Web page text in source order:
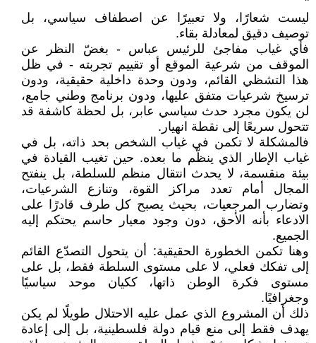
ليست شعارًا، ولا تعبيرًا عن اصطفاف سياسي، بل
توصيف دقيق لمعادلة بقاء.
فأي غياب مفاجئ للرئيس عباس - بغضّ النظر عن
الموقف من شرعية الموقع أو تقييم تجربته - في ظل
هذا التشظي القائم، ودون وحدة داخلية حقيقية، ودون
ترسيخ شرعيات متفق عليها، ودون برنامج وطني جامع،
لن يكون مجرد حدث سياسي عابر، بل لحظة كاشفة قد
تتحول سريعًا إلى نقطة انهيار.
فالمشكلة لا تكمن في غياب الشخص بحد ذاته، بل في
غياب الإطار الذي ينظّم ما بعده. حين تغيب القيادة في
بيئة منقسمة، لا يحدث انتقال منظم للسلطة، بل ينفتح
المجال أمام تعدد مراكز القوة، وتنازع الشرعيات،
وتضارب المرجعيات، بحيث يصبح كل طرف قادرًا على
الادعاء بأنه الأحق، دون وجود معيار حاسم يحتكم إليه
الجميع.
وهنا تكمن الخطورة الحقيقية: أن يتحول التصدّع القائم
إلى تفكك فعلي، لا على مستوى السلطة فقط، بل على
مستوى فكرة الوطن ذاتها، ككيان موحد سياسيًا
وجغرافيًا.
ذلك أن المشروع الذي عمل عليه الاحتلال طويلًا لم يكن
يهدف فقط إلى منع قيام دولة فلسطينية، بل إلى إعادة